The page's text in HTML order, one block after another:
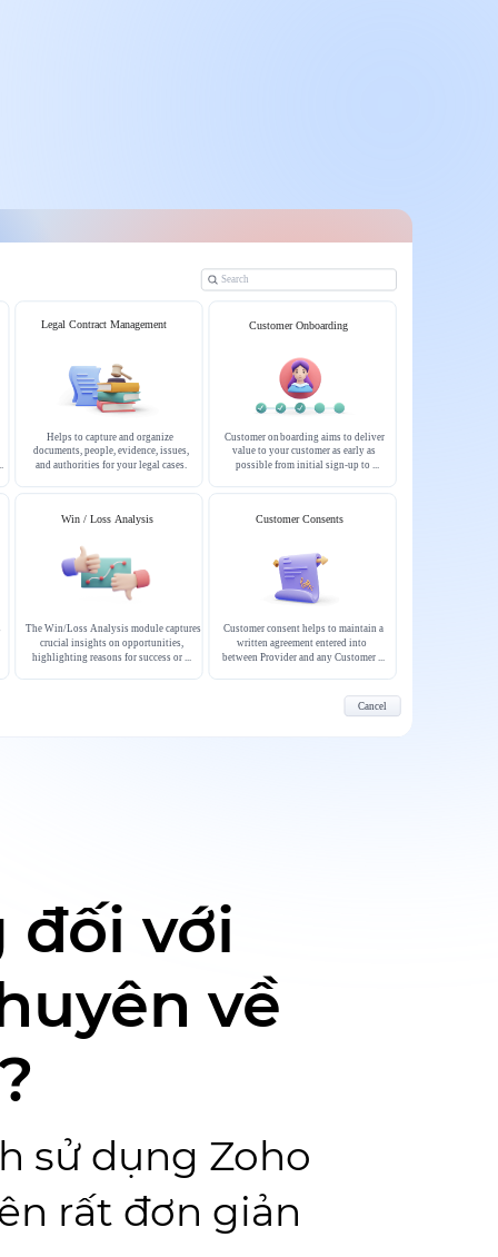
đối với
về
sử dụng Zoho
rất đơn giản